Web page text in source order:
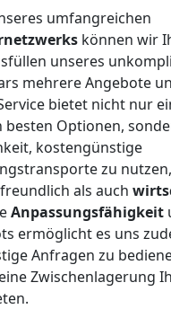
umfangreichen
können wir
unseres
mehrere Angebote
bietet nicht nur
besten Optionen,
kostengünstige
zu
als auch
Anpassungsfähigkeit
ermöglicht es uns
Anfragen zu
Zwischenlagerung